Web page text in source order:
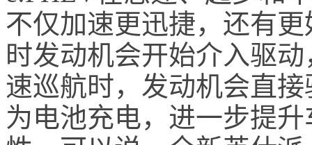
不仅加速更迅捷，还有
时发动机会开始介入驱
速巡航时，发动机会直
为电池充电，进一步提